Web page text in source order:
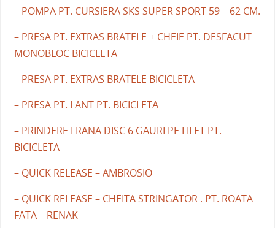
– POMPA PT. CURSIERA SKS SUPER SPORT 59 – 62 CM.
– PRESA PT. EXTRAS BRATELE + CHEIE PT. DESFACUT
MONOBLOC BICICLETA
– PRESA PT. EXTRAS BRATELE BICICLETA
– PRESA PT. LANT PT. BICICLETA
– PRINDERE FRANA DISC 6 GAURI PE FILET PT.
BICICLETA
– QUICK RELEASE – AMBROSIO
– QUICK RELEASE – CHEITA STRINGATOR . PT. ROATA
FATA – RENAK